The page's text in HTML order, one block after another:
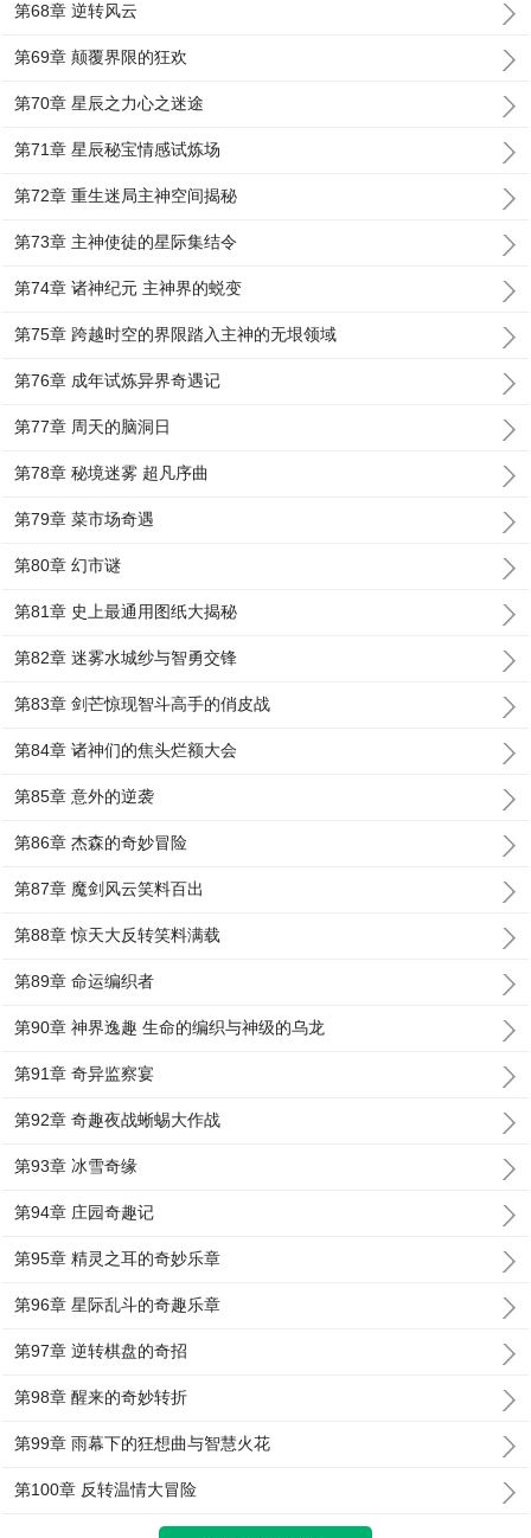
第68章 逆转风云
第69章 颠覆界限的狂欢
第70章 星辰之力心之迷途
第71章 星辰秘宝情感试炼场
第72章 重生迷局主神空间揭秘
第73章 主神使徒的星际集结令
第74章 诸神纪元 主神界的蜕变
第75章 跨越时空的界限踏入主神的无垠领域
第76章 成年试炼异界奇遇记
第77章 周天的脑洞日
第78章 秘境迷雾 超凡序曲
第79章 菜市场奇遇
第80章 幻市谜
第81章 史上最通用图纸大揭秘
第82章 迷雾水城纱与智勇交锋
第83章 剑芒惊现智斗高手的俏皮战
第84章 诸神们的焦头烂额大会
第85章 意外的逆袭
第86章 杰森的奇妙冒险
第87章 魔剑风云笑料百出
第88章 惊天大反转笑料满载
第89章 命运编织者
第90章 神界逸趣 生命的编织与神级的乌龙
第91章 奇异监察宴
第92章 奇趣夜战蜥蜴大作战
第93章 冰雪奇缘
第94章 庄园奇趣记
第95章 精灵之耳的奇妙乐章
第96章 星际乱斗的奇趣乐章
第97章 逆转棋盘的奇招
第98章 醒来的奇妙转折
第99章 雨幕下的狂想曲与智慧火花
第100章 反转温情大冒险